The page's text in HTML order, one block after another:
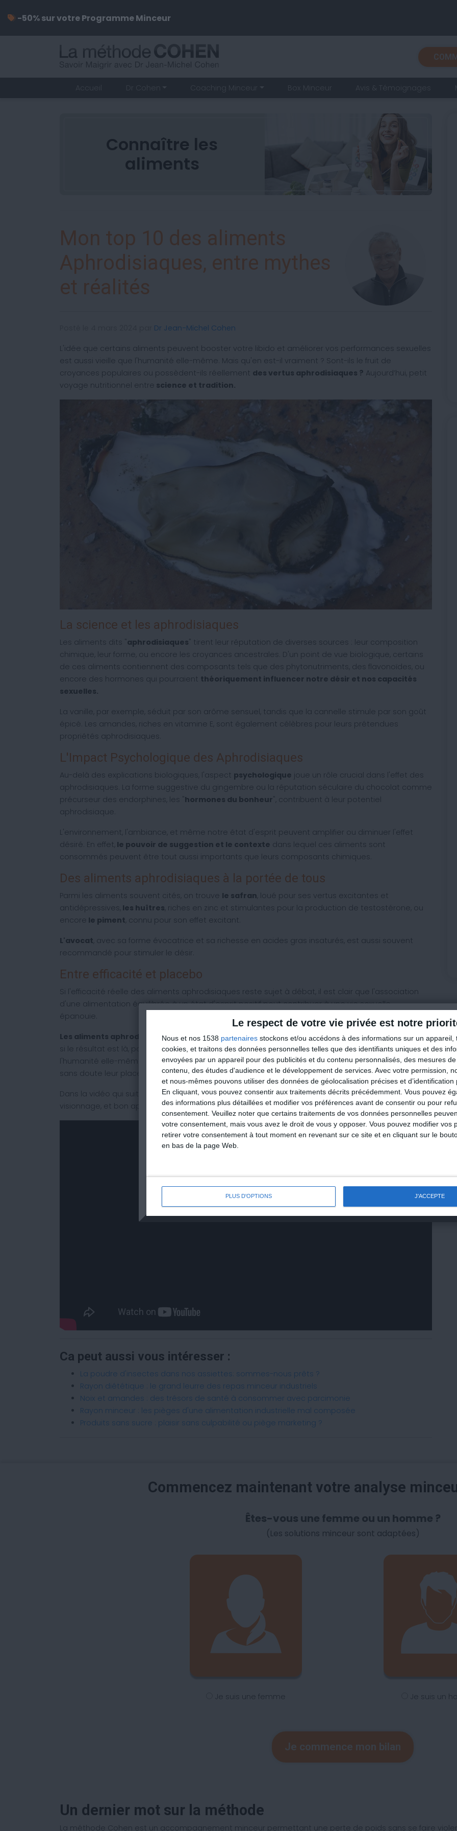
Le respect de votre vie privée est notre
Nous et nos 1538 partenaires stockons et/ou accédons à des informations sur un appareil,
cookies, et traitons des données personnelles telles que des identifiants uniques et des
envoyées par un appareil pour des publicités et du contenu personnalisés, des mesures
contenu, des études d'audience et le développement de services. Avec votre permission,
et nous-mêmes pouvons utiliser des données de géolocalisation précises et d’identification
En cliquant, vous pouvez consentir aux traitements décrits précédemment. Vous pouvez
des informations plus détaillées et modifier vos préférences avant de consentir ou pour
consentement. Veuillez noter que certains traitements de vos données personnelles
votre consentement, mais vous avez le droit de vous y opposer. Vous pouvez modifier vos
retirer votre consentement à tout moment en revenant sur ce site et en cliquant sur le
en bas de la page Web.
PLUS D'OPTIONS J'ACCEPTE
Connaître les
aliments
Mon top 10 des aliments
Aphrodisiaques, entre mythes
et réalités
Dr Jean-Michel Cohen
L'idée que certains aliments peuvent booster votre libido et améliorer vos performances sexuelles
est aussi vieille que l'humanité elle-même. Mais qu'en est-il vraiment ? Sont-ils le fruit de
croyances populaires ou possèdent-ils réellement des vertus aphrodisiaques ? Aujourd’hui, petit
voyage nutritionnel entre science et tradition.
La science et les aphrodisiaques
Les aliments dits "aphrodisiaques" tirent leur réputation de diverses sources : leur composition
chimique, leur forme, ou encore les croyances ancestrales. D'un point de vue biologique, certains
de ces aliments contiennent des composants tels que des phytonutriments, des flavonoïdes, ou
encore des hormones qui pourraient théoriquement influencer notre désir et nos capacités
sexuelles.
La vanille, par exemple, séduit par son arôme sensuel, tandis que la cannelle stimule par son goût
épicé. Les amandes, riches en vitamine E, sont également célèbres pour leurs prétendues
propriétés aphrodisiaques.
L'Impact Psychologique des Aphrodisiaques
Au-delà des explications biologiques, l'aspect psychologique joue un rôle crucial dans l'effet des
aphrodisiaques. La forme suggestive du gingembre ou la réputation séculaire du chocolat comme
précurseur des endorphines, les "hormones du bonheur", contribuent à leur potentiel
aphrodisiaque.
L'environnement, l'ambiance, et même notre état d'esprit peuvent amplifier ou diminuer l'effet
désiré. En effet, le pouvoir de suggestion et le contexte dans lequel ces aliments sont
consommés peuvent être tout aussi importants que leurs composants chimiques.
Des aliments aphrodisiaques à la portée de tous
Parmi les aliments souvent cités, on trouve le safran, loué pour ses vertus excitantes et
antidépressives, les huîtres, riches en zinc et stimulantes pour la production de testostérone, ou
encore le piment, connu pour son effet excitant.
L'avocat, avec sa forme évocatrice et sa richesse en acides gras insaturés, est aussi souvent
recommandé pour stimuler le désir.
Entre efficacité et placebo
Si l'efficacité réelle des aliments aphrodisiaques reste sujet à débat, il est clair que l'association
d'une alimentation équilibrée à un état d'esprit positif peut contribuer à une vie sexuelle
épanouie.
Les aliments aphrodisiaquesagissent peut-être plus sur notre psyché que sur notre corps, mais
si le résultat est là, pourquoi s'en priver ? Après tout, la quête du plaisir est aussi ancienne que
l'humanité elle-même, et si ces aliments peuvent y contribuer, même modestement, ils méritent
sans doute leur place dans notre alimentation... et notre imaginaire.
Dans la vidéo qui suit, je vous décris 10 des ces aliments que j'ai sélectionné pour vous. Bon
visionnage, et bon appétit !
Ca peut aussi vous intéresser :
La poudre d'insectes dans nos assiettes: sommes-nous prêts ?
Rayon diététique : le grand leurre des repas minceur industriels
Noix et amandes : des trésors de santé à consommer avec parcimonie
Rayon minceur : les pièges d'une alimentation industrielle mal composée
Produits sans sucre : plaisir sans culpabilité ou piège marketing ?
Commencez maintenant votre analyse
Êtes-vous une femme ou un homme ?
(Les solutions minceur sont adaptées)
Je suis une femme Je suis un
Je commence mon bilan
Un dernier mot sur la méthode
La méthode Cohen est un accompagnement minceur permettant une perte de poids sans se faire
-50% sur votre Programme Minceur
Profitez-en !
Nouvelle
méthode Cohen :
Des recettes
Des conseils minceur
Des infos nutrition
Votre analyse minceur